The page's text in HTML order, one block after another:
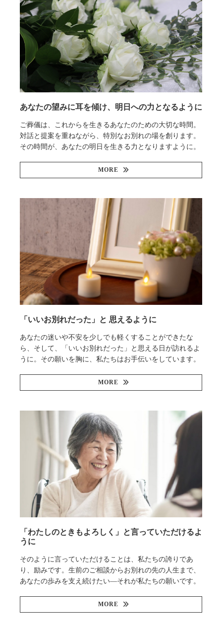
あなたの望みに耳を傾け、明日への力となるように
ご葬儀は、これからを生きるあなたのための大切な時間。
対話と提案を重ねながら、特別なお別れの場を創ります。
その時間が、あなたの明日を生きる力となりますように。
MORE
「いいお別れだった」と 思えるように
あなたの迷いや不安を少しでも軽くすることができたな
ら、そして、「いいお別れだった」と思える日が訪れるよ
うに。その願いを胸に、私たちはお手伝いをしています。
MORE
「わたしのときもよろしく」と言っていただけるよ
うに
そのように言っていただけることは、私たちの誇りであ
り、励みです。生前のご相談からお別れの先の人生まで、
あなたの歩みを支え続けたい—それが私たちの願いです。
MORE